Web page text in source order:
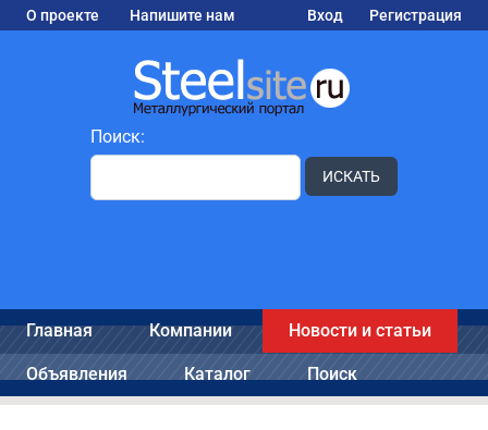
О проекте Напишите нам Вход Регистрация
Поиск:
ИСКАТЬ
Главная Компании Новости и статьи
Объявления Каталог Поиск